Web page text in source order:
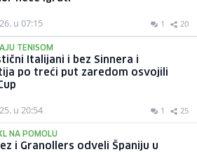
u 07:15 1 20
TENISOM
Italijani i bez Sinnera i
po treći put zaredom osvojili
u 20:54 1 25
NA POMOLU
i Granollers odveli Španiju u